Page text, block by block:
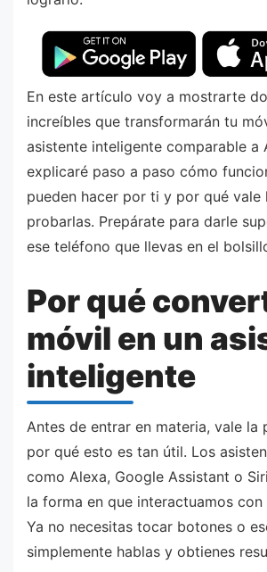
En este artículo voy a mostrarte
increíbles que transformarán tu
asistente inteligente comparable a
explicaré paso a paso cómo
pueden hacer por ti y por qué vale
probarlas. Prepárate para darle
ese teléfono que llevas en el
Por qué
móvil en un
inteligente
Antes de entrar en materia, vale la
por qué esto es tan útil. Los
como Alexa, Google Assistant o
la forma en que interactuamos
Ya no necesitas tocar botones o
simplemente hablas y obtienes